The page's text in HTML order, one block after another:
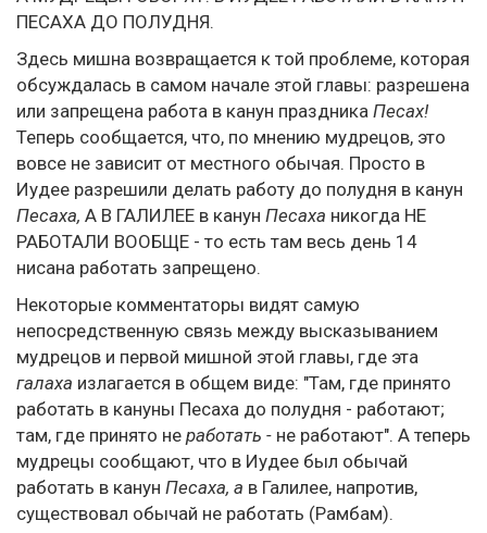
ПЕСАХА ДО ПОЛУДНЯ.
Здесь мишна возвращается к той проблеме, которая
обсуждалась в самом начале этой главы: разрешена
или запрещена работа в канун праздника Песах!
Теперь сообщается, что, по мнению мудрецов, это
вовсе не зависит от местного обычая. Просто в
Иудее разрешили делать работу до полудня в канун
Песаха, А В ГАЛИЛЕЕ в канун Песаха никогда НЕ
РАБОТАЛИ ВООБЩЕ - то есть там весь день 14
нисана работать запрещено.
Некоторые комментаторы видят самую
непосредственную связь между высказыванием
мудрецов и первой мишной этой главы, где эта
галаха излагается в общем виде: "Там, где принято
работать в кануны Песаха до полудня - работают;
там, где принято не работать - не работают". А теперь
мудрецы сообщают, что в Иудее был обычай
работать в канун Песаха, а в Галилее, напротив,
существовал обычай не работать (Рамбам).